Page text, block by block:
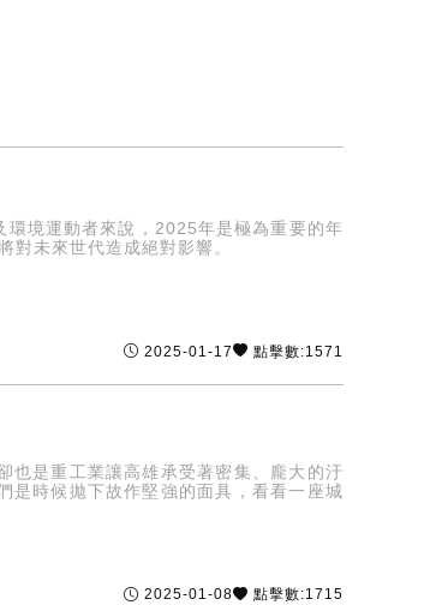
環境運動者來說，2025年是極為重要的年
未來世代造成絕對影響。
2025-01-17 點擊數:1571
也是重工業讓高雄承受著密集、龐大的汙
是時候拋下故作堅強的面具，看看一座城
2025-01-08 點擊數:1715